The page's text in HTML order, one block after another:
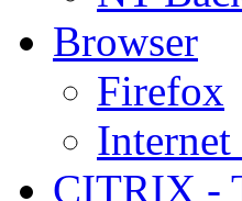
Browser
Firefox
CITRIX -